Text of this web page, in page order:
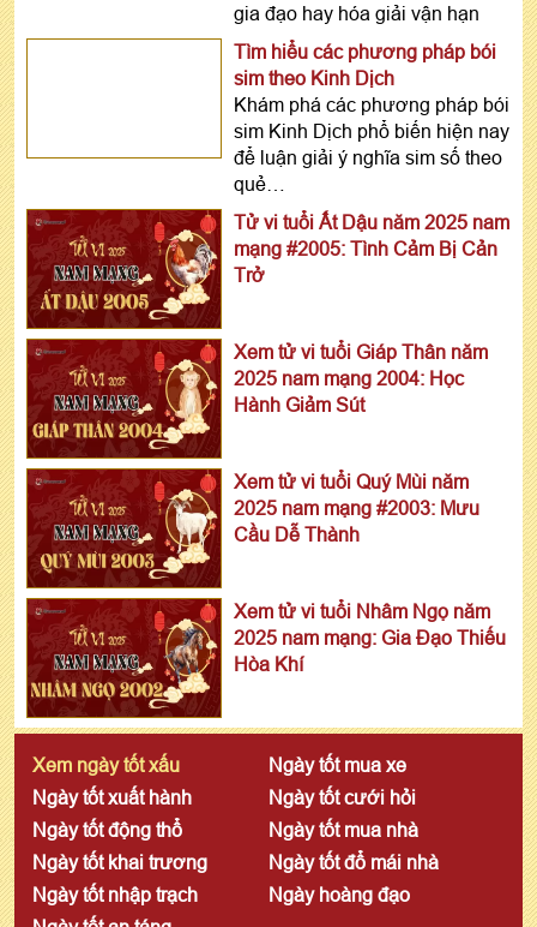
gia đạo hay hóa giải vận hạn
Tìm hiểu các phương pháp bói
sim theo Kinh Dịch
Khám phá các phương pháp bói
sim Kinh Dịch phổ biến hiện nay
để luận giải ý nghĩa sim số theo
quẻ…
Tử vi tuổi Ất Dậu năm 2025 nam
mạng #2005: Tình Cảm Bị Cản
Trở
Xem tử vi tuổi Giáp Thân năm
2025 nam mạng 2004: Học
Hành Giảm Sút
Xem tử vi tuổi Quý Mùi năm
2025 nam mạng #2003: Mưu
Cầu Dễ Thành
Xem tử vi tuổi Nhâm Ngọ năm
2025 nam mạng: Gia Đạo Thiếu
Hòa Khí
Xem ngày tốt xấu
Ngày tốt mua xe
Ngày tốt xuất hành
Ngày tốt cưới hỏi
Ngày tốt động thổ
Ngày tốt mua nhà
Ngày tốt khai trương
Ngày tốt đổ mái nhà
Ngày tốt nhập trạch
Ngày hoàng đạo